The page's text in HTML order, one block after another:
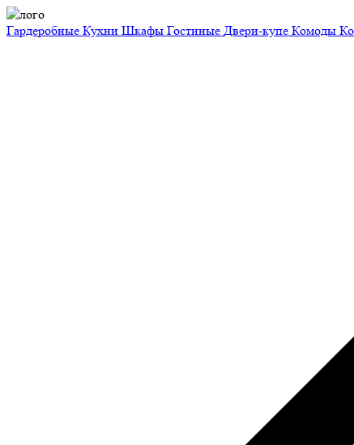
Гардеробные Кухни Шкафы Гостиные Двери-купе Комоды